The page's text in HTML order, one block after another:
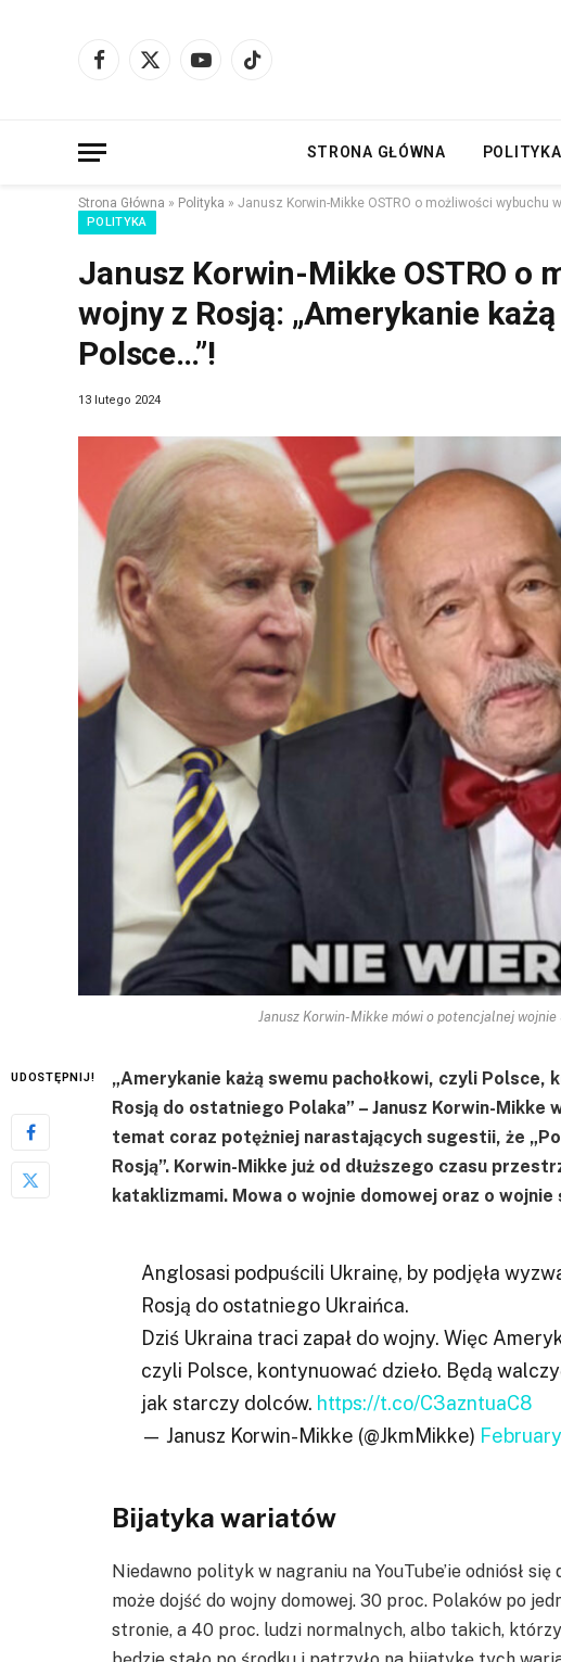
Facebook
X
YouTubeTikTok
STRONA GŁÓWNA POLITYKA
Strona Główna » Polityka » Janusz Korwin-Mikke OSTRO o możliwości wybuchu
POLITYKA
Janusz Korwin-Mikke OSTRO o
wojny z Rosją: „Amerykanie
Polsce…”!
13 lutego 2024
Janusz Korwin-Mikke mówi o potencjalnej wojnie
UDOSTĘPNIJ!
„Amerykanie każą swemu pachołkowi, czyli Polsce,
Rosją do ostatniego Polaka” – Janusz Korwin-Mikke
temat coraz potężniej narastających sugestii, że
Rosją”. Korwin-Mikke już od dłuższego czasu
kataklizmami. Mowa o wojnie domowej oraz o
Anglosasi podpuścili Ukrainę, by podjęła
Rosją do ostatniego Ukraińca.
Dziś Ukraina traci zapał do wojny. Więc
czyli Polsce, kontynuować dzieło. Będą
jak starczy dolców. https://t.co/C3azntuaC8
— Janusz Korwin-Mikke (@JkmMikke)
Bijatyka wariatów
Niedawno polityk w nagraniu na YouTube’ie odniósł
może dojść do wojny domowej. 30 proc. Polaków po
stronie, a 40 proc. ludzi normalnych, albo takich,